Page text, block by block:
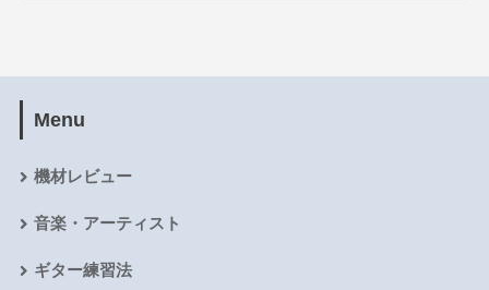
Menu
機材レビュー
音楽・アーティスト
ギター練習法